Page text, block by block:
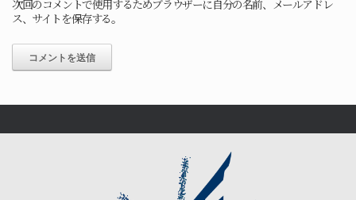
次回のコメントで使用するためブラウザーに自分の名前、メールアドレ
ス、サイトを保存する。